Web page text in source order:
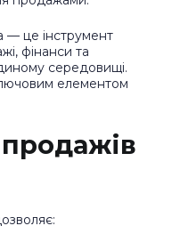
— це інструмент
фінанси та
середовищі.
елементом